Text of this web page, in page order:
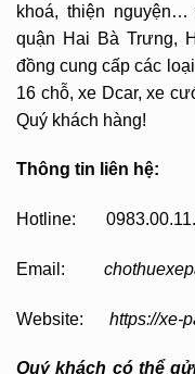
khoá, thiện
quận Hai Bà Trưng,
đồng cung cấp các
16 chỗ, xe Dcar, xe
Quý khách hàng!
Thông tin liên hệ:
Hotline:
Email:
Website: https://xe-
Quý khách có thể